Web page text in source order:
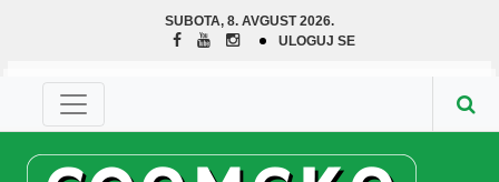
SUBOTA, 8. AVGUST 2026.
ULOGUJ SE